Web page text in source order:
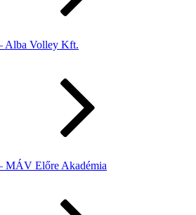
Alba Volley Kft.
MÁV Előre Akadémia